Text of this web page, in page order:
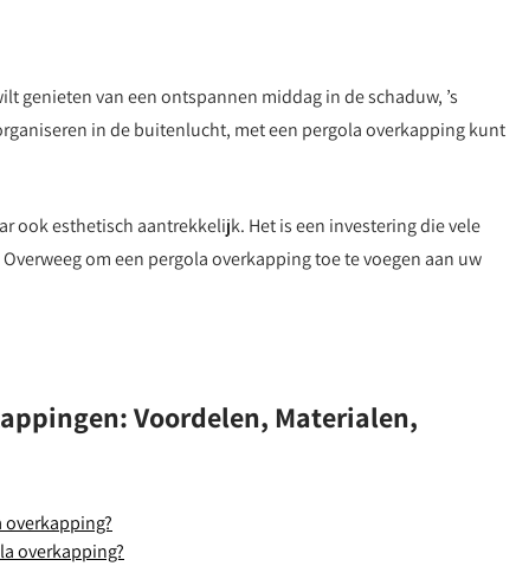
genieten van een ontspannen middag in de schaduw, ’s
in de buitenlucht, met een pergola overkapping kunt
ook esthetisch aantrekkelijk. Het is een investering die vele
om een pergola overkapping toe te voegen aan uw
Voordelen, Materialen,
overkapping?